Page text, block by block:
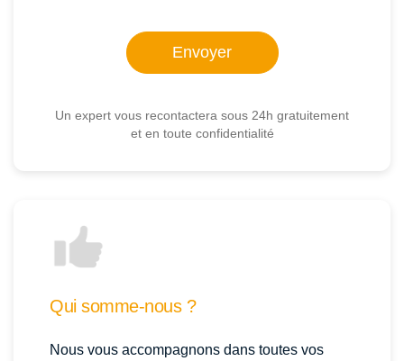
Un expert vous recontactera sous 24h gratuitement
et en toute confidentialité
Qui somme-nous ?
Nous vous accompagnons dans toutes vos